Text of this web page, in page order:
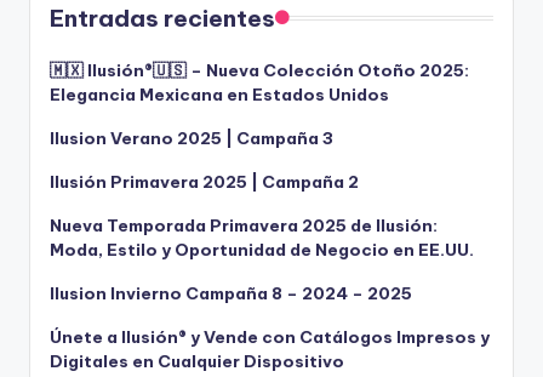
Entradas recientes
🇲🇽 Ilusión®️🇺🇸 – Nueva Colección Otoño 2025:
Elegancia Mexicana en Estados Unidos
Ilusion Verano 2025 | Campaña 3
Ilusión Primavera 2025 | Campaña 2
Nueva Temporada Primavera 2025 de Ilusión:
Moda, Estilo y Oportunidad de Negocio en EE.UU.
Ilusion Invierno Campaña 8 – 2024 – 2025
Únete a Ilusión® y Vende con Catálogos Impresos y
Digitales en Cualquier Dispositivo